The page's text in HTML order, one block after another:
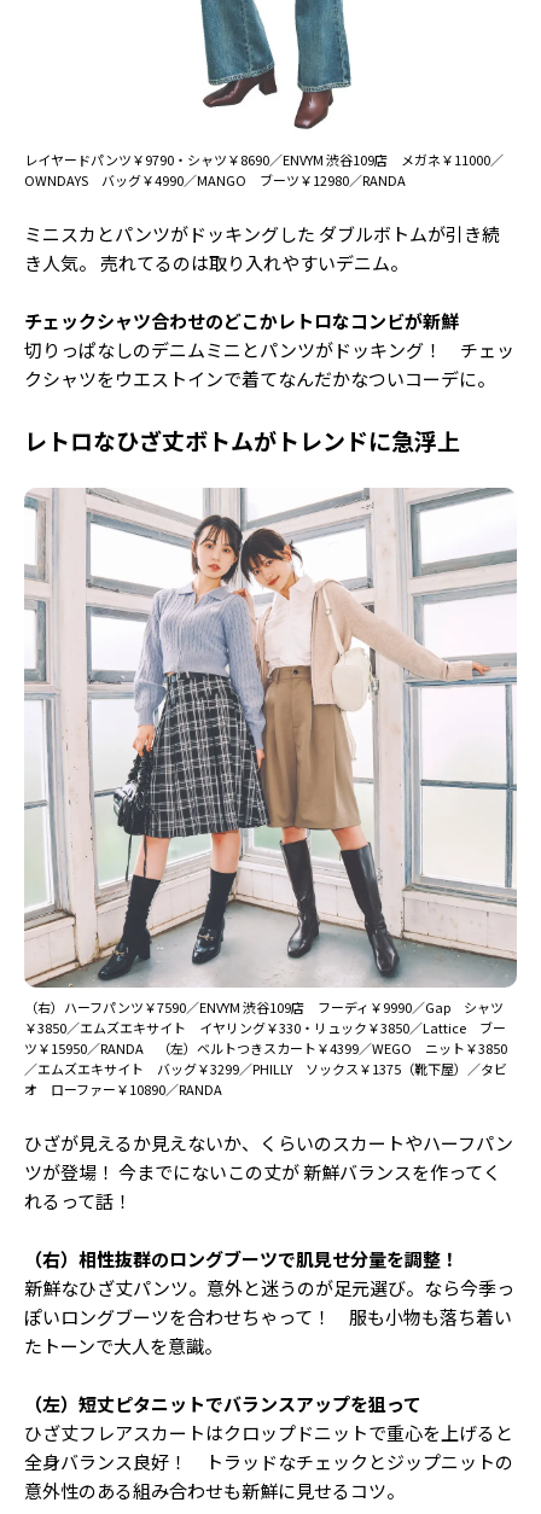
レイヤードパンツ￥9790・シャツ￥8690／ENVYM 渋谷109店 メガネ￥11000／
OWNDAYS バッグ￥4990／MANGO ブーツ￥12980／RANDA
ミニスカとパンツがドッキングした ダブルボトムが引き続
き人気。 売れてるのは取り入れやすいデニム。
チェックシャツ合わせのどこかレトロなコンビが新鮮
切りっぱなしのデニムミニとパンツがドッキング！ チェッ
クシャツをウエストインで着てなんだかなついコーデに。
レトロなひざ丈ボトムがトレンドに急浮上
（右）ハーフパンツ￥7590／ENVYM 渋谷109店 フーディ￥9990／Gap シャツ
￥3850／エムズエキサイト イヤリング￥330・リュック￥3850／Lattice ブー
ツ￥15950／RANDA （左）ベルトつきスカート￥4399／WEGO ニット￥3850
／エムズエキサイト バッグ￥3299／PHILLY ソックス￥1375（靴下屋）／タビ
オ ローファー￥10890／RANDA
ひざが見えるか見えないか、くらいのスカートやハーフパン
ツが登場！ 今までにないこの丈が 新鮮バランスを作ってく
れるって話！
（右）相性抜群のロングブーツで肌見せ分量を調整！
新鮮なひざ丈パンツ。意外と迷うのが足元選び。なら今季っ
ぽいロングブーツを合わせちゃって！ 服も小物も落ち着い
たトーンで大人を意識。
（左）短丈ピタニットでバランスアップを狙って
ひざ丈フレアスカートはクロップドニットで重心を上げると
全身バランス良好！ トラッドなチェックとジップニットの
意外性のある組み合わせも新鮮に見せるコツ。